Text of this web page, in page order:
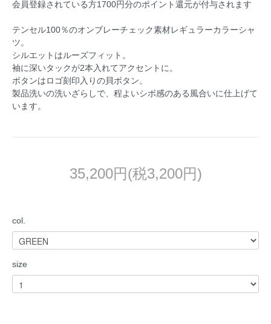
会員登録されている方1700円分のポイント還元が付与されます
テンセル100％のオンブレーチェック素材レギュラーカラーシャ
ツ。
シルエットはルーズフィット。
袖に深いタックが2本入れてアクセントに。
ボタンはロゴ刻印入りの貝ボタン。
製品洗いの洗いざらしで、程よいシボ感のある風合いに仕上げて
います。
35,200円(税3,200円)
col.
size